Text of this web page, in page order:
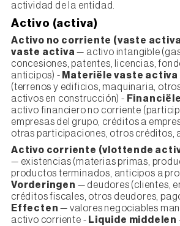
actividad de la entidad.
Activo (activa)
Activo no corriente (vaste
vaste activa — activo intangible
concesiones, patentes, licencias,
anticipos) - Materiële vaste activa
(terrenos y edificios, maquinaria,
activos en construcción) -
activo financiero no corriente
empresas del grupo, créditos a
otras participaciones, otros créditos,
Activo corriente (vlottende
— existencias (materias primas,
productos terminados, anticipos a
Vorderingen — deudores (clientes,
créditos fiscales, otros deudores,
Effecten — valores negociables
activo corriente - Liquide middelen